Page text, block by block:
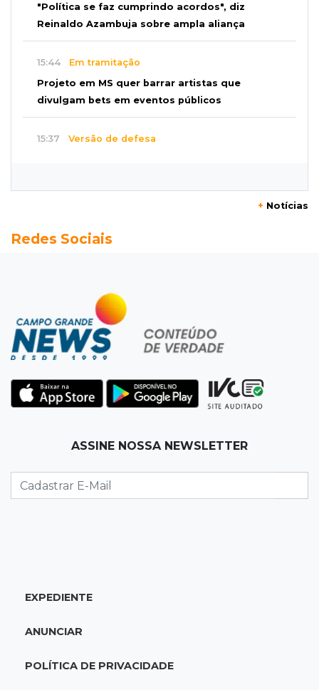
"Política se faz cumprindo acordos", diz
Reinaldo Azambuja sobre ampla aliança
15:44 Em tramitação
Projeto em MS quer barrar artistas que
divulgam bets em eventos públicos
15:37 Versão de defesa
Homem que atacou ex com motosserra na
Veículos
Rodamos 1.000 km com o Basalt; veja onde
ele mais surpreendeu
Morre aos 58 anos Luis Pedro Scalise,
arquiteto dos projetos fora do comum
Categorias de base
1ª etapa do Festival de Futebol Sub-11
14:38Liberadas
medicina com nota baixa
+ Notícias
Redes Sociais
ASSINE NOSSA NEWSLETTER
EXPEDIENTE
ANUNCIAR
POLÍTICA DE PRIVACIDADE